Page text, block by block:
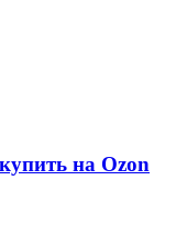
на Ozon